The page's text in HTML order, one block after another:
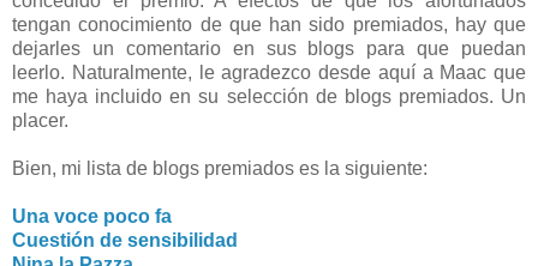
tengan conocimiento de que han sido premiados, hay que
dejarles un comentario en sus blogs para que puedan
leerlo. Naturalmente, le agradezco desde aquí a Maac que
me haya incluido en su selección de blogs premiados. Un
placer.
Bien, mi lista de blogs premiados es la siguiente:
Una voce poco fa
Cuestión de sensibilidad